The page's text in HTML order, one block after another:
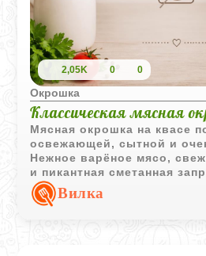
2,05K 0 0
Окрошка
Классическая мясная
Мясная окрошка на квасе
освежающей, сытной и
Нежное варёное мясо,
и пикантная сметанная
классический вкус
Вилка